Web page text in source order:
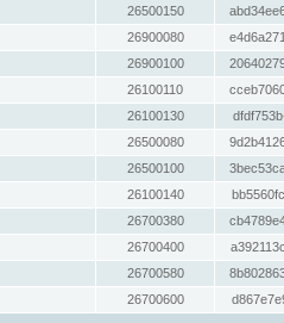
26500150
26900080
26900100
26100110
26100130
26500080
26500100
26100140
26700380
26700400
26700580
26700600